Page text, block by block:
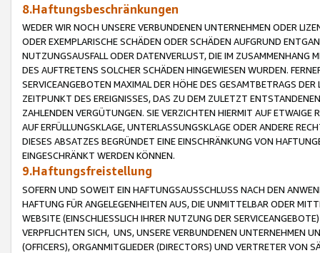
8.Haftungsbeschränkungen
WEDER WIR NOCH UNSERE VERBUNDENEN UNTERNEHMEN ODER
ODER EXEMPLARISCHE SCHÄDEN ODER SCHÄDEN AUFGRUND
NUTZUNGSAUSFALL ODER DATENVERLUST, DIE IM ZUSAMMENHANG
DES AUFTRETENS SOLCHER SCHÄDEN HINGEWIESEN WURDEN.
SERVICEANGEBOTEN MAXIMAL DER HÖHE DES GESAMTBETRAGS
ZEITPUNKT DES EREIGNISSES, DAS ZU DEM ZULETZT
ZAHLENDEN VERGÜTUNGEN. SIE VERZICHTEN HIERMIT AUF
AUF ERFÜLLUNGSKLAGE, UNTERLASSUNGSKLAGE ODER ANDERE
DIESES ABSATZES BEGRÜNDET EINE EINSCHRÄNKUNG VON
EINGESCHRÄNKT WERDEN KÖNNEN.
9.Haftungsfreistellung
SOFERN UND SOWEIT EIN HAFTUNGSAUSSCHLUSS NACH DEN
HAFTUNG FÜR ANGELEGENHEITEN AUS, DIE UNMITTELBAR ODER
WEBSITE (EINSCHLIESSLICH IHRER NUTZUNG DER
VERPFLICHTEN SICH, UNS, UNSERE VERBUNDENEN UNTERNEHMEN
(OFFICERS), ORGANMITGLIEDER (DIRECTORS) UND VERTRETER VON